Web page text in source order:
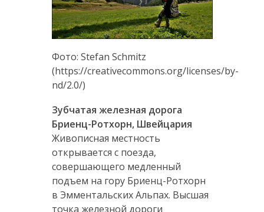
Фото: Stefan Schmitz
(https://creativecommons.org/licenses/by-
nd/2.0/)
Зубчатая железная дорога
Бриенц-Ротхорн, Швейцария
Живописная местность
открывается с поезда,
совершающего медленный
подъем на гору Бриенц-Ротхорн
в Эмментальских Альпах. Высшая
точка железной дороги